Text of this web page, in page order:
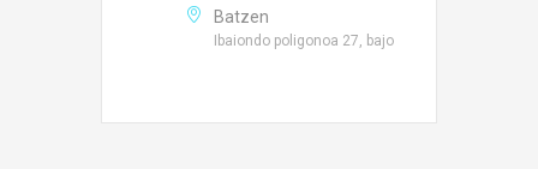
Batzen
Ibaiondo poligonoa 27, bajo